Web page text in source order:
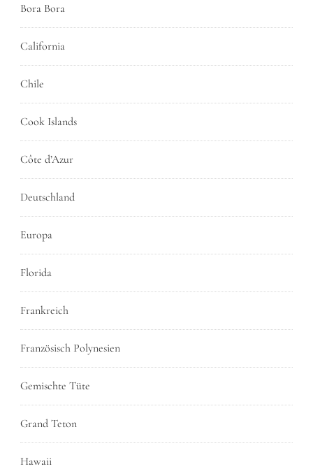
Bora Bora
California
Chile
Cook Islands
Côte d’Azur
Deutschland
Europa
Florida
Frankreich
Französisch Polynesien
Gemischte Tüte
Grand Teton
Hawaii